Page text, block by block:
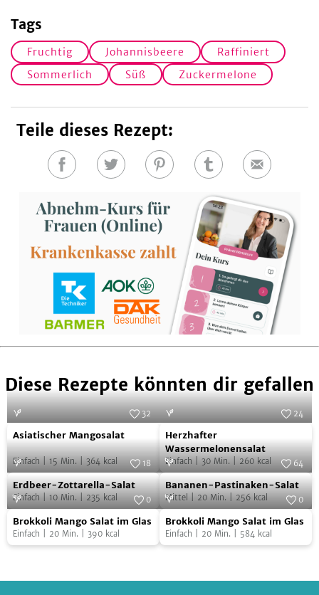
Tags
Fruchtig Johannisbeere
Raffiniert
Sommerlich
Süß Zuckermelone
Teile dieses Rezept:
Auf
teilen
Auf
teilen
Auf
teilen
Auf
teilen
E-
Diese Rezepte könnten dir gefallen
Asiatischer
Mangosalat
Foto: Zott - Die Genuss-Molkerei
32
Asiatischer Mangosalat
Einfach 15 Min. 364 kcal
Herzhafter
Wassermelonensalat
Foto:Zott - Die Genuss-Molkerei
24
Herzhafter
Wassermelonensalat
Einfach 30 Min. 260 kcal
Erdbeer-
Zottarella-
Salat
Foto: Zott - Die Genuss-Molkerei
18
Erdbeer-Zottarella-Salat
Einfach 10 Min. 235 kcal
Bananen-
Pastinaken-
Salat
Foto:Claudia Renner
64
Bananen-Pastinaken-Salat
Mittel 20 Min. 256 kcal
Brokkoli
Mango
Salat
Glas
Foto: SevenCooks
0
Brokkoli Mango Salat im Glas
Einfach 20 Min. 390 kcal
Brokkoli
Mango
Salat
Glas
Foto: SevenCooks
0
Brokkoli Mango Salat im Glas
Einfach 20 Min. 584 kcal